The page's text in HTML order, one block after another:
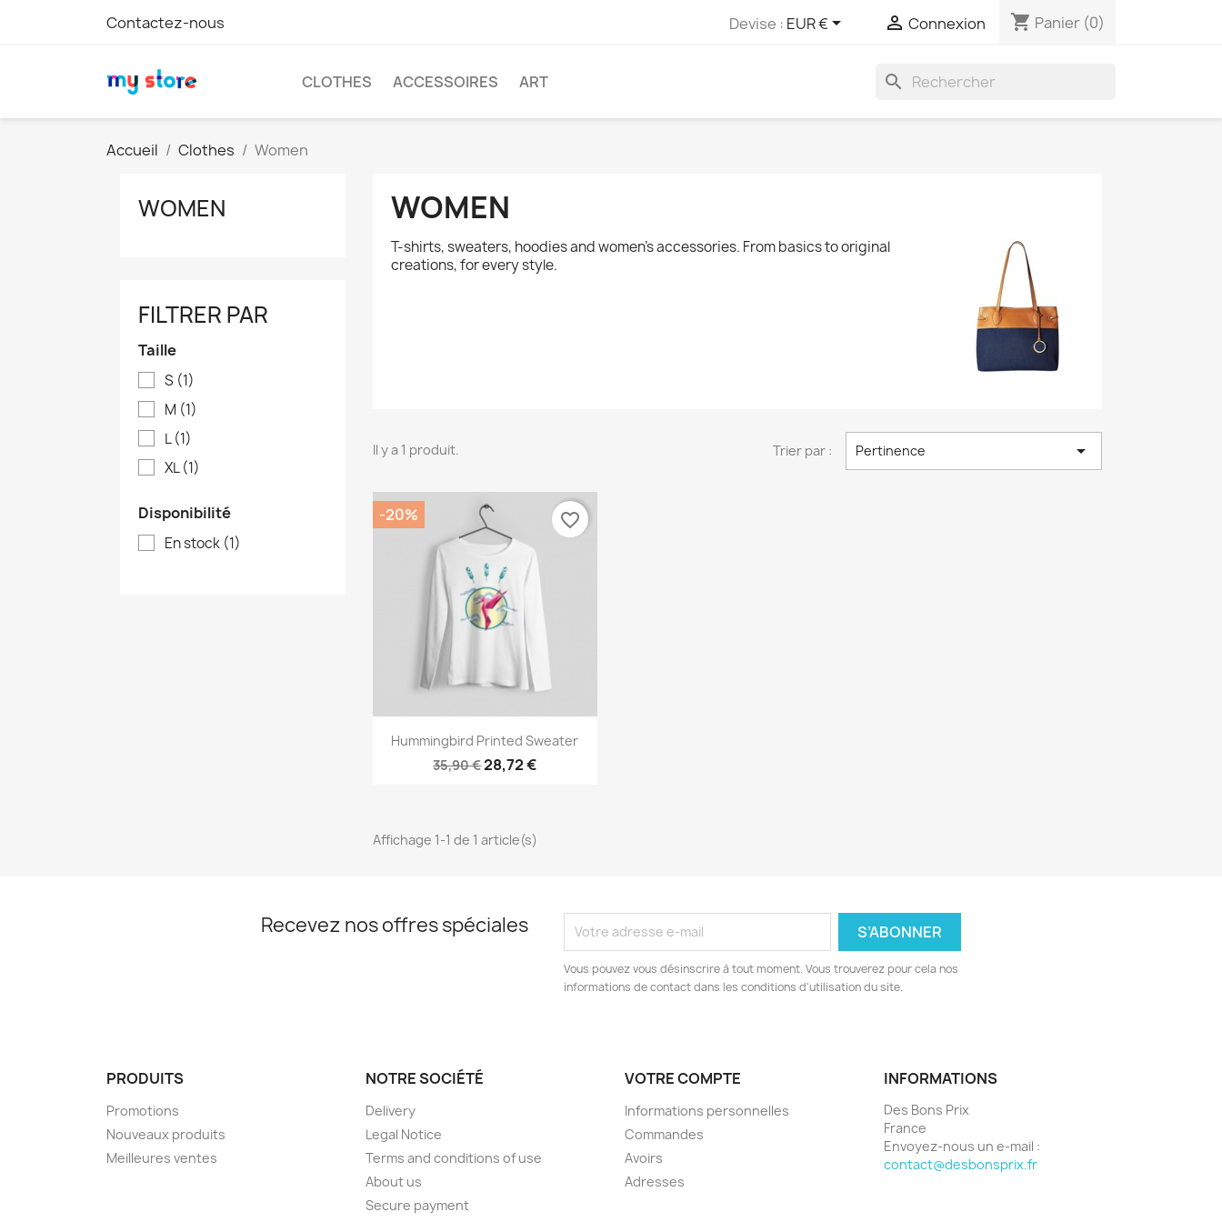
Contactez-nous Devise : EUR €  Connexion shopping_cart Panier (0)
CLOTHES ACCESSOIRES ART search
Accueil Clothes Women
WOMEN
FILTRER PAR
Taille
S (1)
M (1)
L(1)
XL(1)
Disponibilité
En stock (1)
WOMEN
T-shirts, sweaters, hoodies and women's accessories. From basics to original
creations, for every style.
Il y a 1 produit. Trier par : Pertinence 
Aperçu rapide
Hummingbird Printed Sweater
35,90 €28,72 €
-20% favorite_border
Affichage 1-1 de 1 article(s)
Recevez nos offres spéciales
Vous pouvez vous désinscrire à tout moment. Vous trouverez pour cela nos
informations de contact dans les conditions d'utilisation du site.
PRODUITS
Promotions
Nouveaux produits
Meilleures ventes
NOTRE SOCIÉTÉ
Delivery
Legal Notice
Terms and conditions of use
About us
Secure payment
VOTRE COMPTE
Informations personnelles
Commandes
Avoirs
Adresses
INFORMATIONS
Des Bons Prix
France
Envoyez-nous un e-mail :
contact@desbonsprix.fr